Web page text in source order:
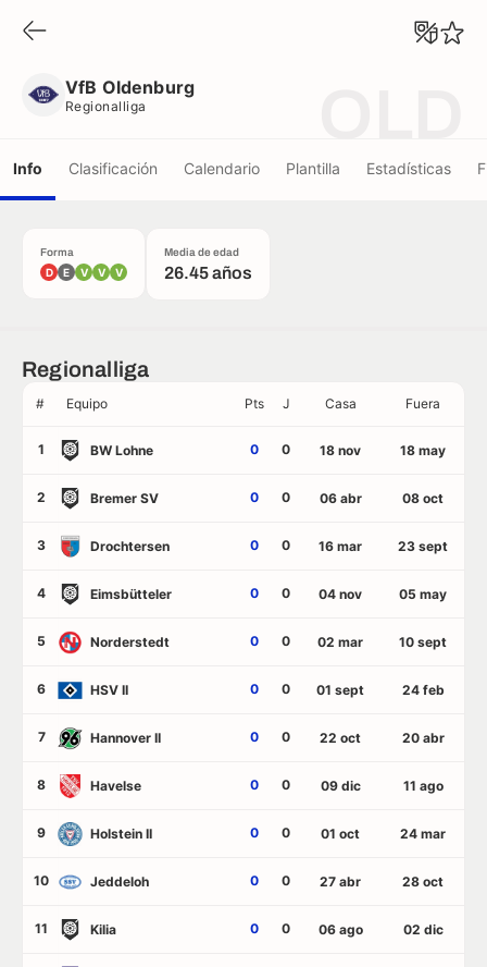
VfB Oldenburg
Regionalliga
Info Clasificación Calendario Plantilla Estadísticas
Forma
D E V V V
Media de edad
26.45 años
Regionalliga
# Equipo Pts J Casa Fuera
1 BW Lohne 0 0 18 nov 18 may
2 Bremer SV 0 0 06 abr 08 oct
3 Drochtersen 0 0 16 mar 23 sept
4 Eimsbütteler 0 0 04 nov 05 may
5 Norderstedt 0 0 02 mar 10 sept
6 HSV II 0 0 01 sept 24 feb
7 Hannover II 0 0 22 oct 20 abr
8 Havelse 0 0 09 dic 11 ago
9 Holstein II 0 0 01 oct 24 mar
10 Jeddeloh 0 0 27 abr 28 oct
11 Kilia 0 0 06 ago 02 dic